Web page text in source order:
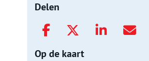
Delen
Op de kaart